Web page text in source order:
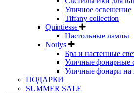
Уличное освещение
Tiffany collection
Quintiesse
Настольные лампы
Norlys
Бра и настенные
Уличные фонарные
Уличные фонари на
ПОДАРКИ
SUMMER SALE